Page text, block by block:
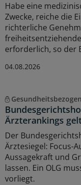
Habe eine
Zwecke, reiche die
richterliche
erforderlich, so der
04.08.2026
Ärzterankings
Der
Ärztesiegel: Focus-
Aussagekraft und
lassen. Ein OLG
vorliegt.